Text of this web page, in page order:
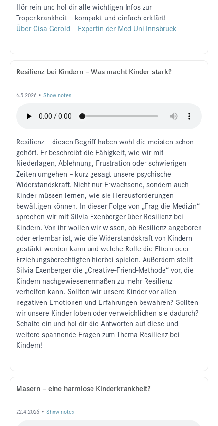
Hör rein und hol dir alle wichtigen Infos zur
Tropenkrankheit – kompakt und einfach erklärt!
Über Gisa Gerold – Expertin der Med Uni Innsbruck
Resilienz bei Kindern – Was macht Kinder stark?
6.5.2026 • Show notes
Resilienz – diesen Begriff haben wohl die meisten schon
gehört. Er beschreibt die Fähigkeit, wie wir mit
Niederlagen, Ablehnung, Frustration oder schwierigen
Zeiten umgehen – kurz gesagt unsere psychische
Widerstandskraft. Nicht nur Erwachsene, sondern auch
Kinder müssen lernen, wie sie Herausforderungen
bewältigen können. In dieser Folge von „Frag die Medizin“
sprechen wir mit Silvia Exenberger über Resilienz bei
Kindern. Von ihr wollen wir wissen, ob Resilienz angeboren
oder erlernbar ist, wie die Widerstandskraft von Kindern
gestärkt werden kann und welche Rolle die Eltern oder
Erziehungsberechtigten hierbei spielen. Außerdem stellt
Silvia Exenberger die „Creative-Friend-Methode“ vor, die
Kindern nachgewiesenermaßen zu mehr Resilienz
verhelfen kann. Sollten wir unsere Kinder vor allen
negativen Emotionen und Erfahrungen bewahren? Sollten
wir unsere Kinder loben oder verweichlichen sie dadurch?
Schalte ein und hol dir die Antworten auf diese und
weitere spannende Fragen zum Thema Resilienz bei
Kindern!
Masern – eine harmlose Kinderkrankheit?
22.4.2026 • Show notes